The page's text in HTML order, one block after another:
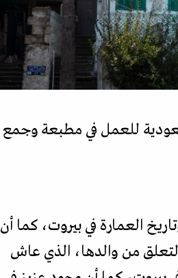
للعمل في مطبعة وجمع
العمارة في بيروت، كما أن
التعلق من والدها، الذي عاش